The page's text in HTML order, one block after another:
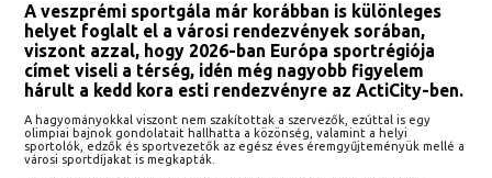
A veszprémi sportgála már korábban is különleges
helyet foglalt el a városi rendezvények sorában,
viszont azzal, hogy 2026-ban Európa sportrégiója
címet viseli a térség, idén még nagyobb figyelem
hárult a kedd kora esti rendezvényre az ActiCity-ben.
A hagyományokkal viszont nem szakítottak a szervezők, ezúttal is egy
olimpiai bajnok gondolatait hallhatta a közönség, valamint a helyi
sportolók, edzők és sportvezetők az egész éves éremgyűjteményük mellé a
városi sportdíjakat is megkapták.